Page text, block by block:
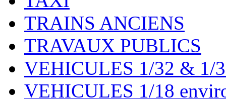
TRAINS ANCIENS
TRAVAUX PUBLICS
VEHICULES 1/32 & 1/
VEHICULES 1/18